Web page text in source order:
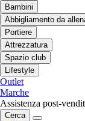
Bambini
Abbigliamento da
Portiere
Attrezzatura
Spazio club
Lifestyle
Outlet
Marche
Assistenza post-
Cerca